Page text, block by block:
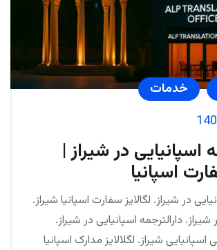
خدمات
اسپانیایی در شیراز |
اسپانیا
در شیراز. لگالایز سفارت اسپانیا شیراز.
دارالترجمه اسپانیایی در شیراز.
اسپانیایی شیراز. لگلالایز مدارک اسپانیا